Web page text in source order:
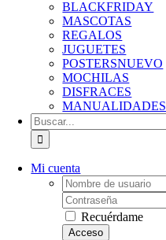
BLACKFRIDAY
MASCOTAS
REGALOS
JUGUETES
POSTERSNUEVO
MOCHILAS
DISFRACES
MANUALIDADES
Buscar:
Mi cuenta
Username:
Password:
Recuérdame